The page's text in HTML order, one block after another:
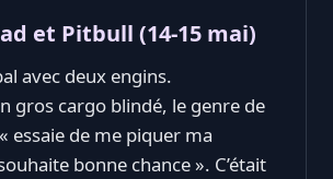
et Pitbull (14-15 mai)
avec deux engins.
gros cargo blindé, le genre de
essaie de me piquer ma
bonne chance ». C’était